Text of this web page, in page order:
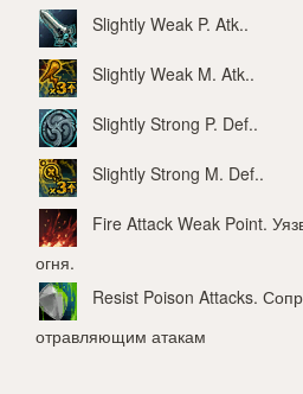
Slightly Weak P. Atk..
Slightly Weak M. Atk..
Slightly Strong P. Def..
Slightly Strong M. Def..
Fire Attack Weak Point.
огня.
Resist Poison Attacks.
отравляющим атакам